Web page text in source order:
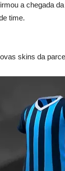
a chegada
time.
skins da